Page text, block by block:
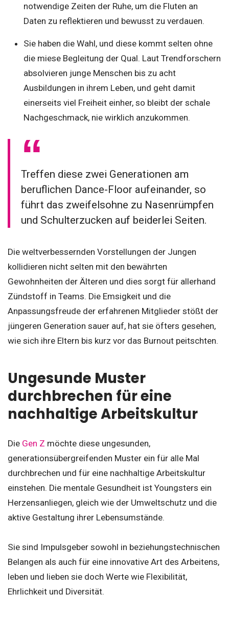
notwendige Zeiten der Ruhe, um die Fluten an
Daten zu reflektieren und bewusst zu verdauen.
Sie haben die Wahl, und diese kommt selten ohne
die miese Begleitung der Qual. Laut Trendforschern
absolvieren junge Menschen bis zu acht
Ausbildungen in ihrem Leben, und geht damit
einerseits viel Freiheit einher, so bleibt der schale
Nachgeschmack, nie wirklich anzukommen.
Treffen diese zwei Generationen am
beruflichen Dance-Floor aufeinander, so
führt das zweifelsohne zu Nasenrümpfen
und Schulterzucken auf beiderlei Seiten.
Die weltverbessernden Vorstellungen der Jungen
kollidieren nicht selten mit den bewährten
Gewohnheiten der Älteren und dies sorgt für allerhand
Zündstoff in Teams. Die Emsigkeit und die
Anpassungsfreude der erfahrenen Mitglieder stößt der
jüngeren Generation sauer auf, hat sie öfters gesehen,
wie sich ihre Eltern bis kurz vor das Burnout peitschten.
Ungesunde Muster
durchbrechen für eine
nachhaltige Arbeitskultur
Die Gen Z möchte diese ungesunden,
generationsübergreifenden Muster ein für alle Mal
durchbrechen und für eine nachhaltige Arbeitskultur
einstehen. Die mentale Gesundheit ist Youngsters ein
Herzensanliegen, gleich wie der Umweltschutz und die
aktive Gestaltung ihrer Lebensumstände.
Sie sind Impulsgeber sowohl in beziehungstechnischen
Belangen als auch für eine innovative Art des Arbeitens,
leben und lieben sie doch Werte wie Flexibilität,
Ehrlichkeit und Diversität.